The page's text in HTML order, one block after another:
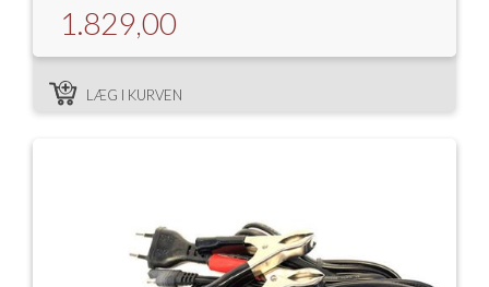
1.829,00
LÆG I KURVEN